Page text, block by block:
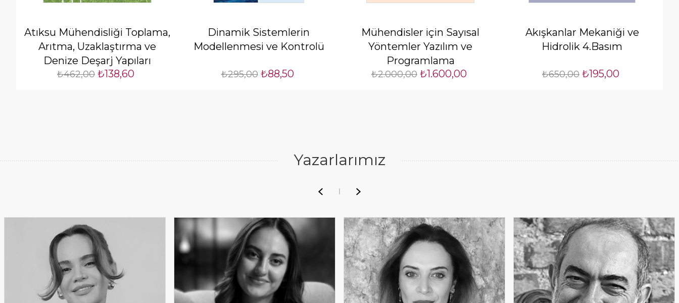
Atıksu Mühendisliği Toplama,
Arıtma, Uzaklaştırma ve
Denize Deşarj Yapıları
₺462,00 ₺138,60
Dinamik Sistemlerin
Modellenmesi ve Kontrolü
₺295,00 ₺88,50
Mühendisler için Sayısal
Yöntemler Yazılım ve
Programlama
Uygulamalarıyla
₺2.000,00 ₺1.600,00
Akışkanlar Mekaniği ve
Hidrolik 4.Basım
₺650,00 ₺195,00
Yazarlarımız